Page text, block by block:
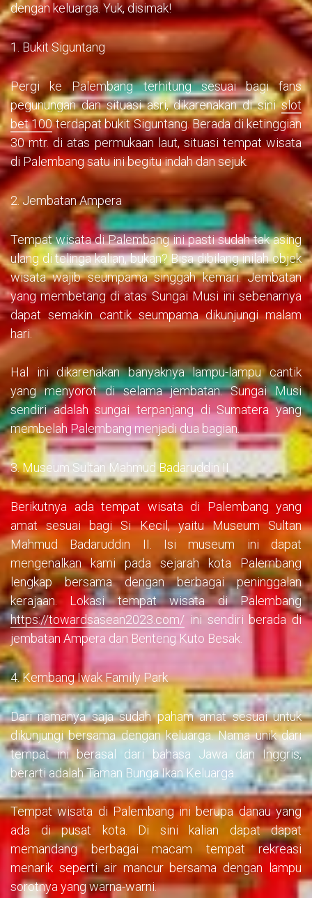
dengan keluarga. Yuk, disimak!
1. Bukit Siguntang
Pergi ke Palembang terhitung sesuai bagi fans
pegunungan dan situasi asri, dikarenakan di sinislot
bet 100terdapat bukit Siguntang. Berada di ketinggian
30 mtr. di atas permukaan laut, situasi tempat wisata
di Palembang satu ini begitu indah dan sejuk.
2. Jembatan Ampera
Tempat wisata di Palembang ini pasti sudah tak asing
ulang di telinga kalian, bukan? Bisa dibilang inilah objek
wisata wajib seumpama singgah kemari. Jembatan
yang membetang di atas Sungai Musi ini sebenarnya
dapat semakin cantik seumpama dikunjungi malam
hari.
Hal ini dikarenakan banyaknya lampu-lampu cantik
yang menyorot di selama jembatan. Sungai Musi
sendiri adalah sungai terpanjang di Sumatera yang
membelah Palembang menjadi dua bagian.
3. Museum Sultan Mahmud Badaruddin II
Berikutnya ada tempat wisata di Palembang yang
amat sesuai bagi Si Kecil, yaitu Museum Sultan
Mahmud Badaruddin II. Isi museum ini dapat
mengenalkan kami pada sejarah kota Palembang
lengkap bersama dengan berbagai peninggalan
kerajaan. Lokasi tempat wisata di Palembang
https://towardsasean2023.com/ ini sendiri berada di
jembatan Ampera dan Benteng Kuto Besak.
4. Kembang Iwak Family Park
Dari namanya saja sudah paham amat sesuai untuk
dikunjungi bersama dengan keluarga. Nama unik dari
tempat ini berasal dari bahasa Jawa dan Inggris,
berarti adalah Taman Bunga Ikan Keluarga.
Tempat wisata di Palembang ini berupa danau yang
ada di pusat kota. Di sini kalian dapat dapat
memandang berbagai macam tempat rekreasi
menarik seperti air mancur bersama dengan lampu
sorotnya yang warna-warni.